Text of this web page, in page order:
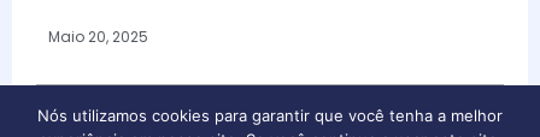
Maio 20, 2025
Nós utilizamos cookies para garantir que você tenha a melhor